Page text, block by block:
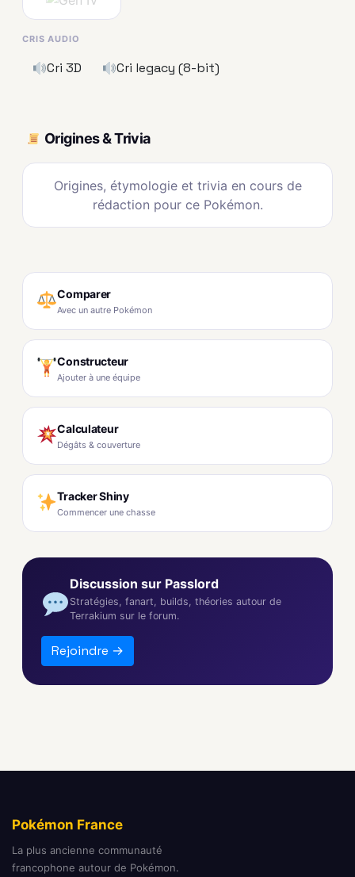
CRIS AUDIO
Cri 3D Cri legacy (8-bit)
Origines & Trivia
Origines, étymologie et trivia en cours de
rédaction pour ce Pokémon.
Comparer
Avec un autre Pokémon
Constructeur
Ajouter à une équipe
Calculateur
Dégâts & couverture
Tracker Shiny
Commencer une chasse
Discussion sur Passlord
Stratégies, fanart, builds, théories autour de
Terrakium sur le forum.
Rejoindre →
Pokémon France
La plus ancienne communauté
francophone autour de Pokémon.